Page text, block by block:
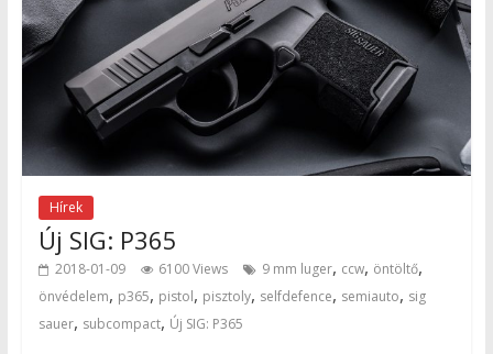
Hírek
Új SIG: P365
2018-01-09 6100 Views 9 mm luger, ccw, öntöltő,
önvédelem, p365, pistol, pisztoly, selfdefence, semiauto, sig
sauer, subcompact, Új SIG: P365